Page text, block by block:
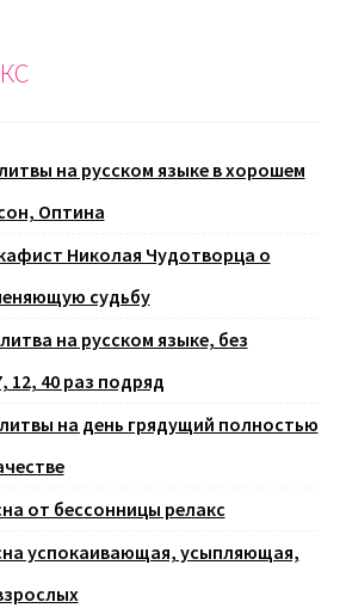
на русском языке в хорошем
Оптина
Николая Чудотворца о
судьбу
на русском языке, без
12, 40 раз подряд
на день грядущий полностью
от бессонницы релакс
успокаивающая, усыпляющая,